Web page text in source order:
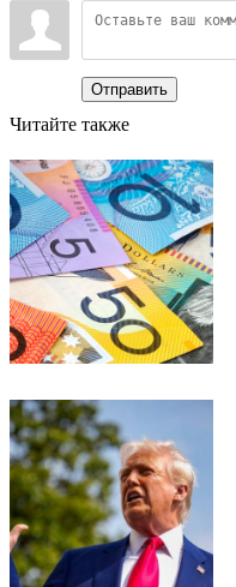
Отправить
Читайте также